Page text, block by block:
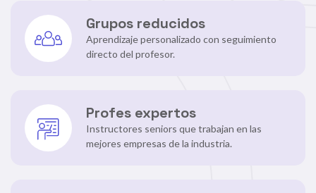
Grupos reducidos
Aprendizaje personalizado con seguimiento
directo del profesor.
Profes expertos
Instructores seniors que trabajan en las
mejores empresas de la industria.